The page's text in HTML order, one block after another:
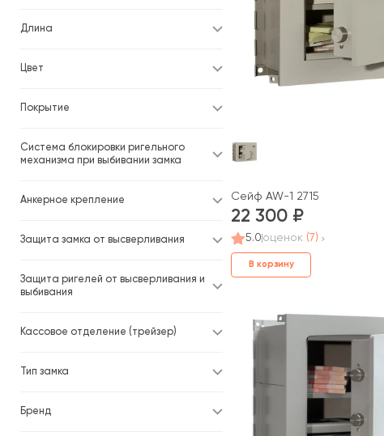
Длина
Цвет
Покрытие
Система блокировки ригельного
механизма при выбивании замка
Анкерное крепление
Защита замка от высверливания
Защита ригелей от высверливания и
выбивания
Кассовое отделение (трейзер)
Тип замка
Бренд
Сейф AW-1 2715
22 300
5.0 оценок (7)
В корзину